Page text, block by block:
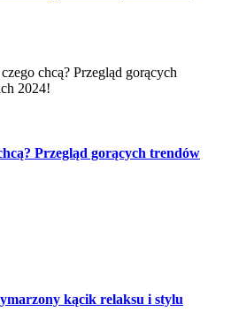
Przegląd gorących trendów
kącik relaksu i stylu